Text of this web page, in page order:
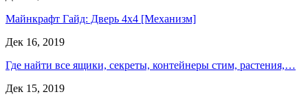
Майнкрафт Гайд: Дверь 4х4 [Механизм]
Дек 16, 2019
Где найти все ящики, секреты, контейнеры стим, растения,…
Дек 15, 2019